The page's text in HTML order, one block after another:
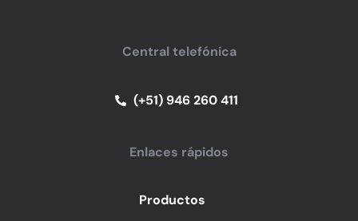
Central telefónica
(+51) 946 260 411
Enlaces rápidos
Productos